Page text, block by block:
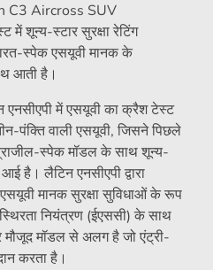
C3 Aircross SUV
शून्य-स्टार सुरक्षा रेटिंग
स्पेक एसयूवी मानक के
आती है।
एनसीएपी में एसयूवी का क्रैश टेस्ट
पंक्ति वाली एसयूवी, जिसने पिछले
स्पेक मॉडल के साथ शून्य-
है। लैटिन एनसीएपी द्वारा
मानक सुरक्षा सुविधाओं के रूप
नियंत्रण (ईएससी) के साथ
मौजूद मॉडल से अलग है जो एंट्री-
करता है।